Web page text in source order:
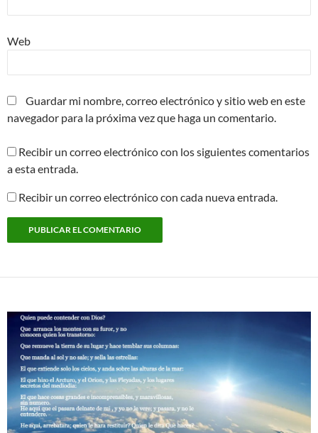
Web
Guardar mi nombre, correo electrónico y sitio web en este
navegador para la próxima vez que haga un comentario.
Recibir un correo electrónico con los siguientes comentarios
a esta entrada.
Recibir un correo electrónico con cada nueva entrada.